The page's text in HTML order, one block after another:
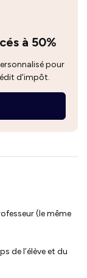
à 50%
pour
d'impôt.
(le même
de l’élève et du